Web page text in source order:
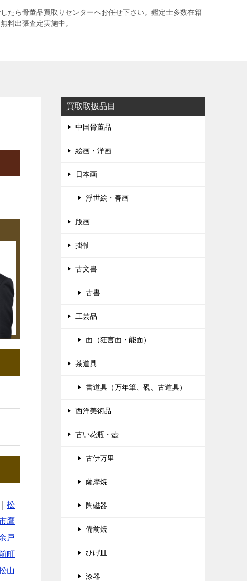
たら骨董品買取りセンターへお任せ下さい。鑑定士多数在籍
料出張査定実施中。
｜松
鷹
戸
町
山
買取取扱品目
中国骨董品
絵画・洋画
日本画
浮世絵・春画
版画
掛軸
古文書
古書
工芸品
面（狂言面・能面）
茶道具
書道具（万年筆、硯、古道具）
西洋美術品
古い花瓶・壺
古伊万里
薩摩焼
陶磁器
備前焼
ひげ皿
漆器